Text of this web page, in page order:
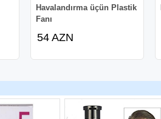
Havalandırma üçün Plastik
Fanı
54 AZN